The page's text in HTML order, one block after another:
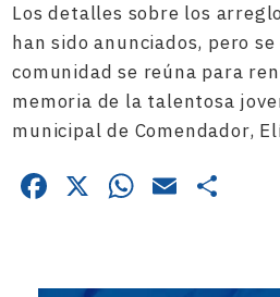
Los detalles sobre los
han sido anunciados, pero
comunidad se reúna para
memoria de la talentosa
municipal de Comendador,
Facebook
X Email